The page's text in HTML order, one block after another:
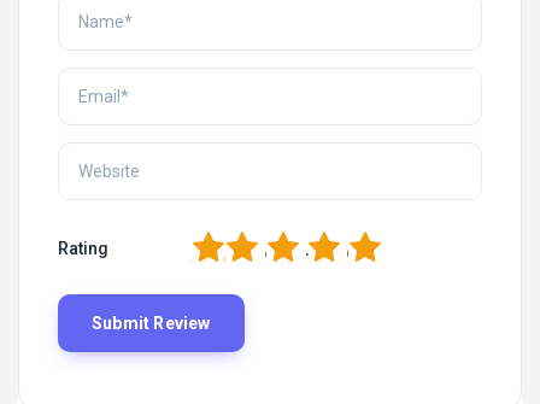
Rating 5
4
3
2